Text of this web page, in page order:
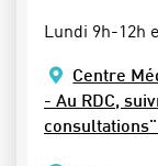
Lundi 9h-12h
Centre
- Au RDC,